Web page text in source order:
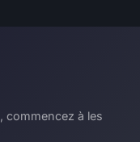
commencez à les